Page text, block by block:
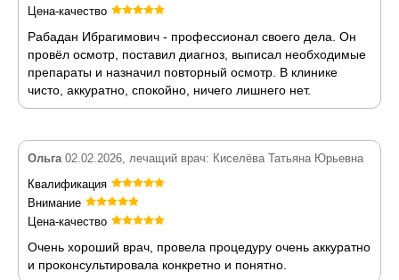
Цена-качество
Рабадан Ибрагимович - профессионал своего дела. Он
провёл осмотр, поставил диагноз, выписал необходимые
препараты и назначил повторный осмотр. В клинике
чисто, аккуратно, спокойно, ничего лишнего нет.
Ольга02.02.2026, лечащий врач: Киселёва Татьяна Юрьевна
Квалификация
Внимание
Цена-качество
Очень хороший врач, провела процедуру очень аккуратно
и проконсультировала конкретно и понятно.